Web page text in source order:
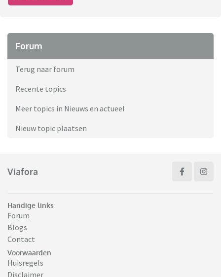
Forum
Terug naar forum
Recente topics
Meer topics in Nieuws en actueel
Nieuw topic plaatsen
Viafora
Handige links
Forum
Blogs
Contact
Voorwaarden
Huisregels
Disclaimer